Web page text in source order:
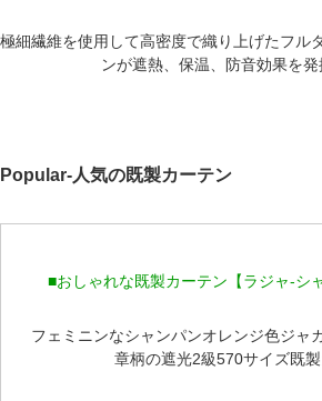
極細繊維を使用して高密度で織り上げたフル
ンが遮熱、保温、防音効果を発
Popular-人気の既製カーテン
■おしゃれな既製カーテン【ラジャ-シ
フェミニンなシャンパンオレンジ色ジャ
章柄の遮光2級570サイズ既